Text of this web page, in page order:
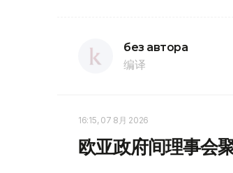
без автора
编译
16:15, 07 8月 2026
欧亚政府间理事会